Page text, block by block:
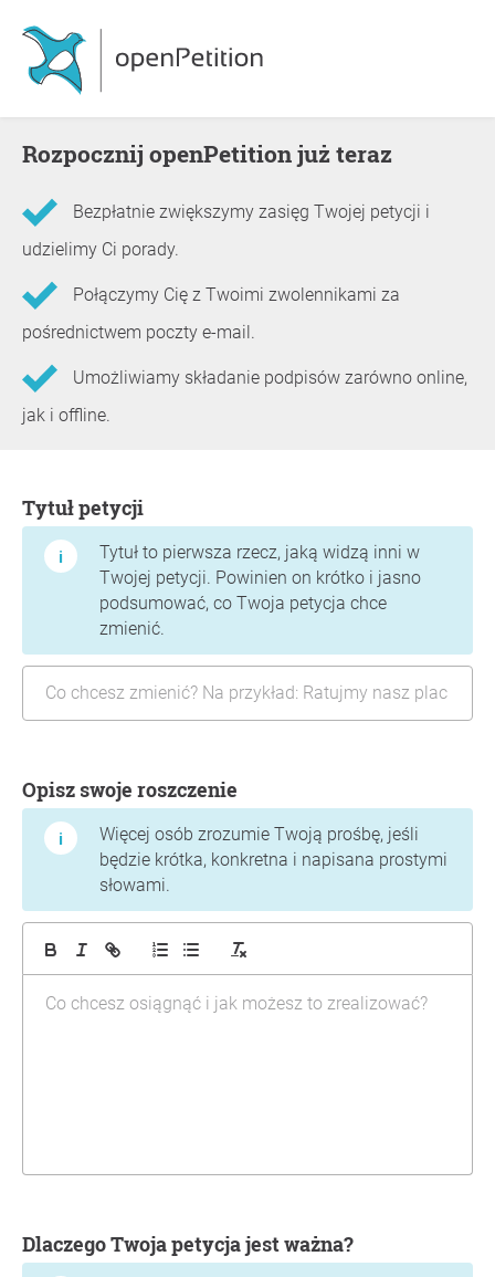
Rozpocznij openPetition już teraz
Bezpłatnie zwiększymy zasięg Twojej petycji i
udzielimy Ci porady.
Połączymy Cię z Twoimi zwolennikami za
pośrednictwem poczty e-mail.
Umożliwiamy składanie podpisów zarówno online,
jak i offline.
Tytuł petycji
Tytuł to pierwsza rzecz, jaką widzą inni w
Twojej petycji. Powinien on krótko i jasno
podsumować, co Twoja petycja chce
zmienić.
Opisz swoje roszczenie
Więcej osób zrozumie Twoją prośbę, jeśli
będzie krótka, konkretna i napisana prostymi
słowami.
Dlaczego Twoja petycja jest ważna?